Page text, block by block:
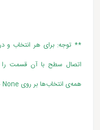
** توجه: برای هر انتخاب و
اتصال سطح با آن قسمت
همه‌ی انتخاب‌ها بر روی None می‌باشند).